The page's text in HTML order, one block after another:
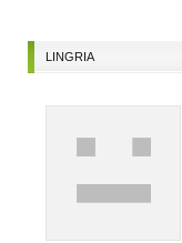
LINGRIA